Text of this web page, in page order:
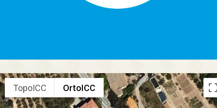
TopoICC OrtoICC